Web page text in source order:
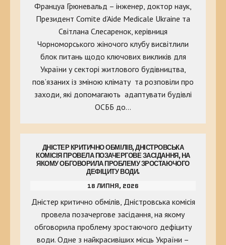
Француа Грюневальд – інженер, доктор наук,
Президент Comite d’Aide Medicale Ukraine та
Світлана Слесаренок, керівниця
Чорноморського жіночого клубу висвітлили
блок питань щодо ключових викликів для
України у секторі житлового будівництва,
пов’язаних із зміною клімату та розповіли про
заходи, які допомагають адаптувати будівлі
ОСББ до…
ДНІСТЕР КРИТИЧНО ОБМІЛІВ, ДНІСТРОВСЬКА
КОМІСІЯ ПРОВЕЛА ПОЗАЧЕРГОВЕ ЗАСІДАННЯ, НА
ЯКОМУ ОБГОВОРИЛА ПРОБЛЕМУ ЗРОСТАЮЧОГО
ДЕФІЦИТУ ВОДИ.
18 ЛИПНЯ, 2026
Дністер критично обмілів, Дністровська комісія
провела позачергове засідання, на якому
обговорила проблему зростаючого дефіциту
води. Одне з найкрасивіших місць України –